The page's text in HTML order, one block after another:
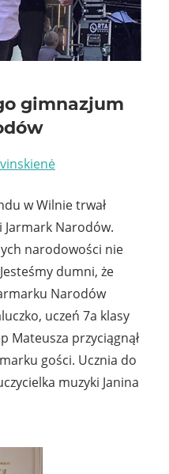
gimnazjum
w Wilnie trwał
Narodów.
narodowości nie
dumni, że
Narodów
uczeń 7a klasy
Mateusza przyciągnął
gości. Ucznia do
muzyki Janina